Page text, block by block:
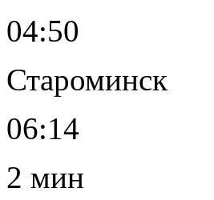
04:50
Староминск
06:14
2 мин